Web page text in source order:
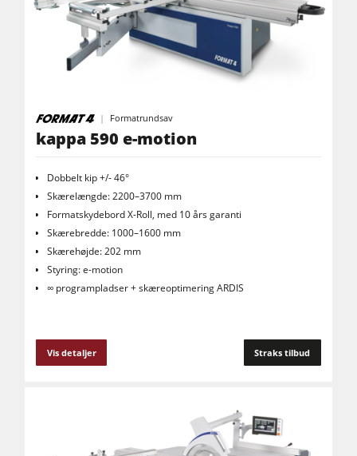
F4Solutions software
Automatisering & materialehåndtering
Formatrundsav
kappa 590 e-motion
Dobbelt kip +/- 46°
Skærelængde: 2200–3700 mm
Formatskydebord X-Roll, med 10 års garanti
Skærebredde: 1000–1600 mm
Skærehøjde: 202 mm
Styring: e-motion
∞ programpladser + skæreoptimering ARDIS
Vis detaljer Straks tilbud